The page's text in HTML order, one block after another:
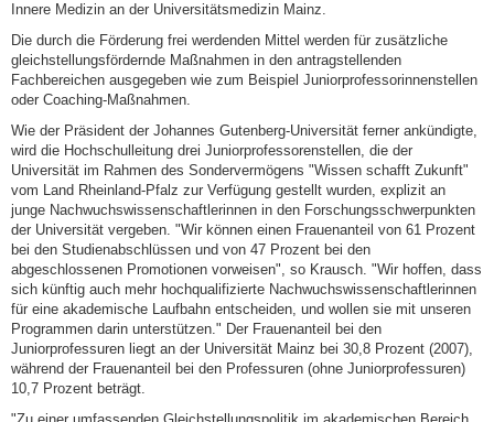
Innere Medizin an der Universitätsmedizin Mainz.
Die durch die Förderung frei werdenden Mittel werden für zusätzliche
gleichstellungsfördernde Maßnahmen in den antragstellenden
Fachbereichen ausgegeben wie zum Beispiel Juniorprofessorinnenstellen
oder Coaching-Maßnahmen.
Wie der Präsident der Johannes Gutenberg-Universität ferner ankündigte,
wird die Hochschulleitung drei Juniorprofessorenstellen, die der
Universität im Rahmen des Sondervermögens "Wissen schafft Zukunft"
vom Land Rheinland-Pfalz zur Verfügung gestellt wurden, explizit an
junge Nachwuchswissenschaftlerinnen in den Forschungsschwerpunkten
der Universität vergeben. "Wir können einen Frauenanteil von 61 Prozent
bei den Studienabschlüssen und von 47 Prozent bei den
abgeschlossenen Promotionen vorweisen", so Krausch. "Wir hoffen, dass
sich künftig auch mehr hochqualifizierte Nachwuchswissenschaftlerinnen
für eine akademische Laufbahn entscheiden, und wollen sie mit unseren
Programmen darin unterstützen." Der Frauenanteil bei den
Juniorprofessuren liegt an der Universität Mainz bei 30,8 Prozent (2007),
während der Frauenanteil bei den Professuren (ohne Juniorprofessuren)
10,7 Prozent beträgt.